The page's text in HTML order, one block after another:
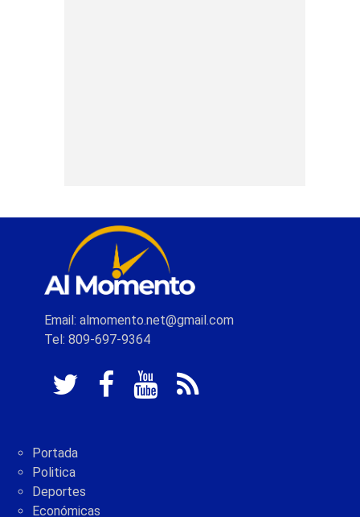
Email: almomento.net@gmail.com
Tel: 809-697-9364
Portada
Politica
Deportes
Económicas